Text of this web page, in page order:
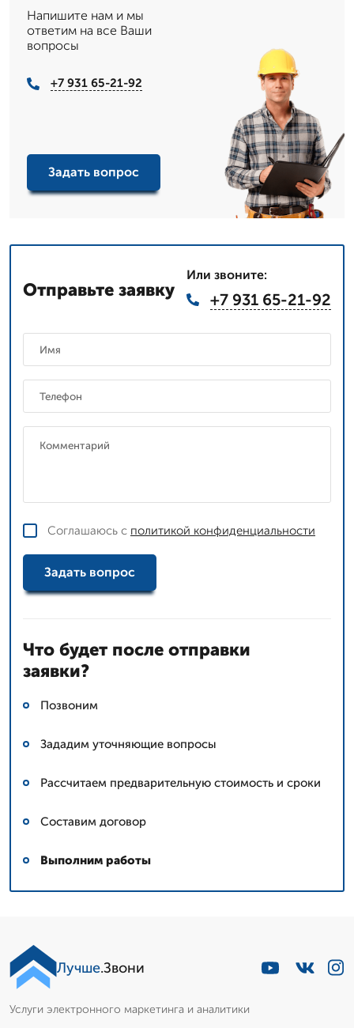
Напишите нам и мы
ответим на все Ваши
вопросы
+7 931 65-21-92
Задать вопрос
Отправьте заявку
Или звоните:
+7 931 65-21-92
Соглашаюсь с политикой конфиденциальности
Задать вопрос
Что будет после отправки
заявки?
Позвоним
Зададим уточняющие вопросы
Рассчитаем предварительную стоимость и сроки
Составим договор
Выполним работы
Лучше.Звони
Услуги электронного маркетинга и аналитики